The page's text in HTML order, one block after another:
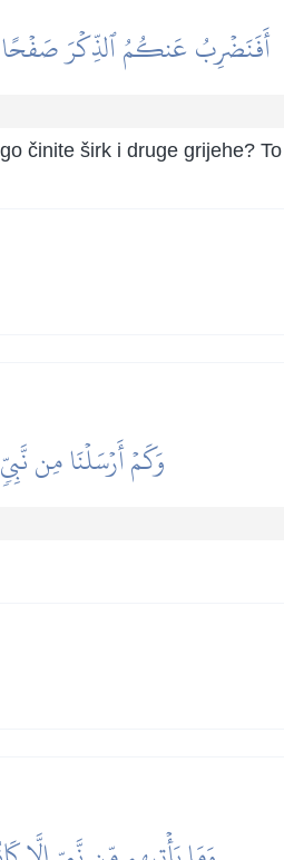
أَفَنَضۡرِبُ عَنكُمُ ٱلذِّكۡرَ صَفۡحًا
činite širk i druge grijehe?
وَكَمۡ أَرۡسَلۡنَا مِن